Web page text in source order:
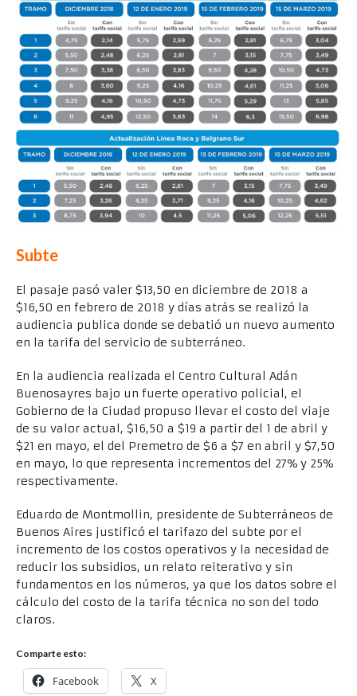
Subte
El pasaje pasó valer $13,50 en diciembre de 2018 a
$16,50 en febrero de 2018 y días atrás se realizó la
audiencia publica donde se debatió un nuevo aumento
en la tarifa del servicio de subterráneo.
En la audiencia realizada el Centro Cultural Adán
Buenosayres bajo un fuerte operativo policial, el
Gobierno de la Ciudad propuso llevar el costo del viaje
de su valor actual, $16,50 a $19 a partir del 1 de abril y
$21 en mayo, el del Premetro de $6 a $7 en abril y $7,50
en mayo, lo que representa incrementos del 27% y 25%
respectivamente.
Eduardo de Montmollin, presidente de Subterráneos de
Buenos Aires justificó el tarifazo del subte por el
incremento de los costos operativos y la necesidad de
reducir los subsidios, un relato reiterativo y sin
fundamentos en los números, ya que los datos sobre el
cálculo del costo de la tarifa técnica no son del todo
claros.
Comparte esto:
Facebook X